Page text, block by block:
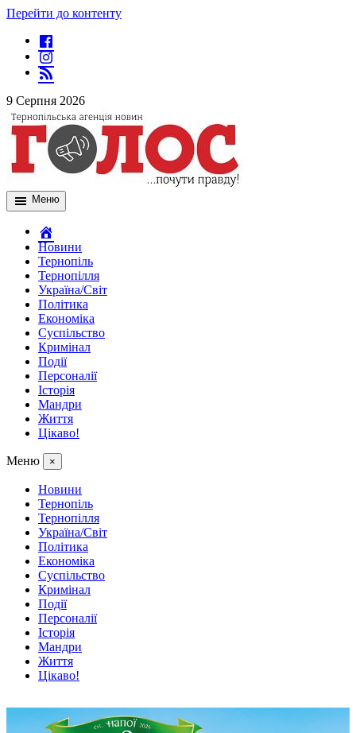
Перейти до контенту
9 Серпня 2026
Меню
Новини
Тернопіль
Тернопілля
Україна/Світ
Політика
Економіка
Суспільство
Кримінал
Події
Персоналії
Історія
Мандри
Життя
Цікаво!
Меню ×
Новини
Тернопіль
Тернопілля
Україна/Світ
Політика
Економіка
Суспільство
Кримінал
Події
Персоналії
Історія
Мандри
Життя
Цікаво!